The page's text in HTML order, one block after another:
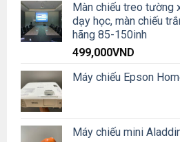
Màn chiếu treo tường
dạy học, màn chiếu
hãng 85-150inh
499,000VND
Máy chiếu Epson
Máy chiếu mini